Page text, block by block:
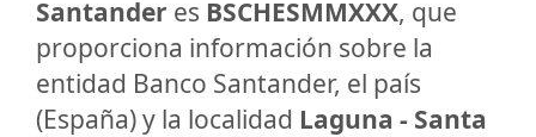
Santander es BSCHESMMXXX, que
proporciona información sobre la
entidad Banco Santander, el país
(España) y la localidad Laguna - Santa